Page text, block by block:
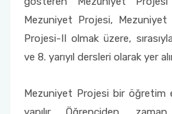
Mezuniyet Projesi,
Projesi-II olmak üzere,
ve 8. yarıyıl dersleri olarak yer
Mezuniyet Projesi bir öğretim